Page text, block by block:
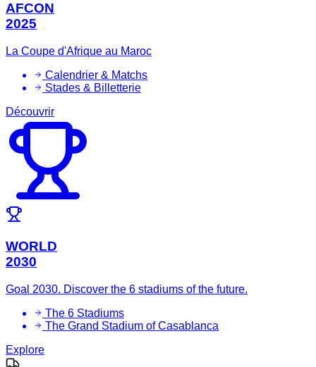
AFCON
2025
La Coupe d'Afrique au Maroc
Calendrier & Matchs
Stades & Billetterie
Découvrir
WORLD
2030
Goal 2030. Discover the 6 stadiums of the future.
The 6 Stadiums
The Grand Stadium of Casablanca
Explore